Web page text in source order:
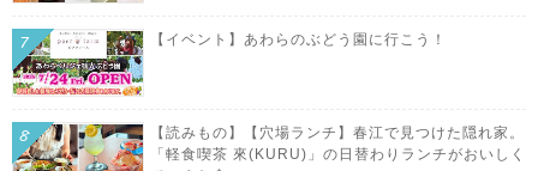
【イベント】あわらのぶどう園に行こう！
【読みもの】【穴場ランチ】春江で見つけた隠れ家。
「軽食喫茶 來(KURU)」の日替わりランチがおいしく